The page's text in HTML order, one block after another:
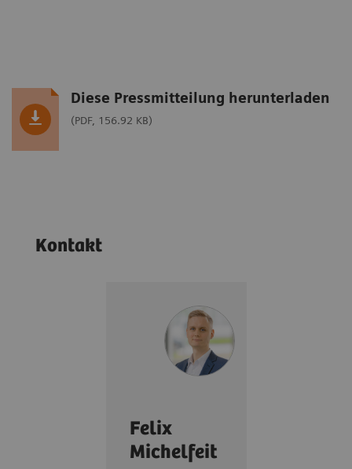
Diese Pressmitteilung herunterladen
(PDF, 156.92 KB)
Kontakt
Felix
Michelfeit